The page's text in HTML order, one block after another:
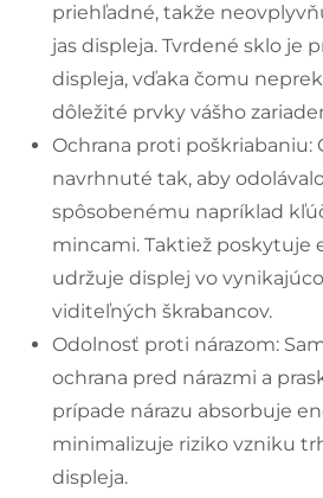
priehľadné, takže
jas displeja. Tvrdené sklo je
displeja, vďaka čomu
dôležité prvky vášho
Ochrana proti poškriabaniu:
navrhnuté tak, aby
spôsobenému napríklad
mincami. Taktiež poskytuje
udržuje displej vo
viditeľných škrabancov.
Odolnosť proti nárazom:
ochrana pred nárazmi a
prípade nárazu absorbuje
minimalizuje riziko vzniku
displeja.